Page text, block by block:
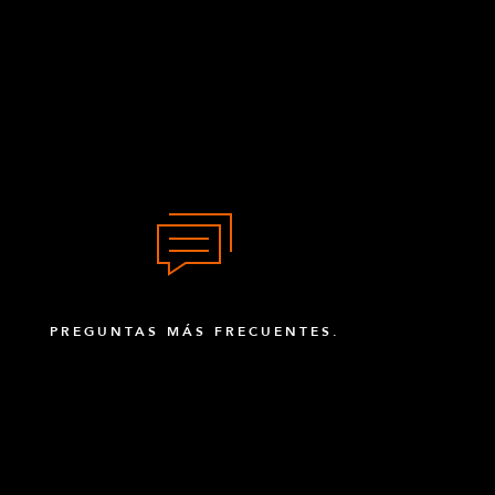
PREGUNTAS MÁS FRECUENTES.